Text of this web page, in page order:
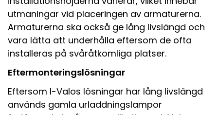
utmaningar vid placeringen av armaturerna.
Armaturerna ska också ge lång livslängd och
vara lätta att underhålla eftersom de ofta
installeras på svåråtkomliga platser.
Eftermonteringslösningar
Eftersom I-Valos lösningar har lång livslängd
används gamla urladdningslampor